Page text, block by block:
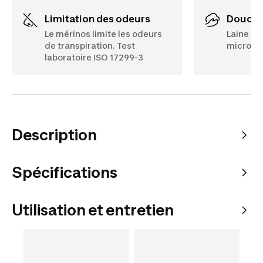
Limitation des odeurs
Le mérinos limite les odeurs
de transpiration. Test
laboratoire ISO 17299-3
Laine
Description
Spécifications
Utilisation et entretien